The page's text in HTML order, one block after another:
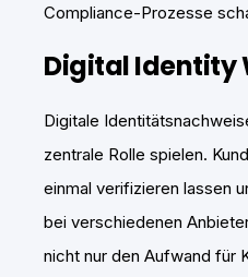
Compliance-Prozesse
Digital Identity
Digitale
zentrale Rolle spielen.
einmal verifizieren lassen
bei verschiedenen
nicht nur den Aufwand für